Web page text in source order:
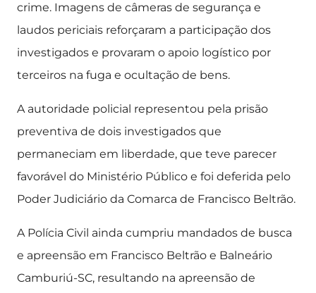
crime. Imagens de câmeras de segurança e
laudos periciais reforçaram a participação dos
investigados e provaram o apoio logístico por
terceiros na fuga e ocultação de bens.
A autoridade policial representou pela prisão
preventiva de dois investigados que
permaneciam em liberdade, que teve parecer
favorável do Ministério Público e foi deferida pelo
Poder Judiciário da Comarca de Francisco Beltrão.
A Polícia Civil ainda cumpriu mandados de busca
e apreensão em Francisco Beltrão e Balneário
Camburiú-SC, resultando na apreensão de